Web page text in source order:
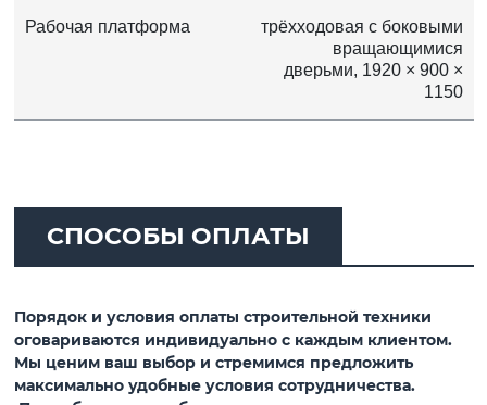
Рабочая платформа
трёхходовая с боковыми
вращающимися
дверьми, 1920 × 900 ×
1150
СПОСОБЫ ОПЛАТЫ
Порядок и условия оплаты строительной техники
оговариваются индивидуально с каждым клиентом.
Мы ценим ваш выбор и стремимся предложить
максимально удобные условия сотрудничества.